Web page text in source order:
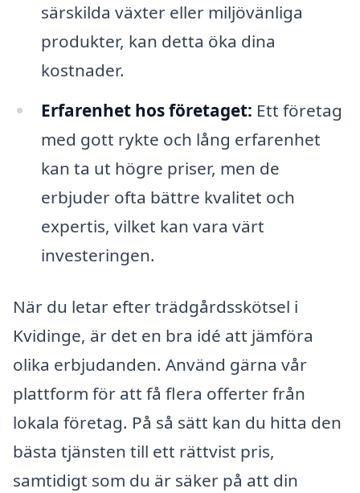
särskilda växter eller miljövänliga
produkter, kan detta öka dina
kostnader.
Erfarenhet hos företaget: Ett företag
med gott rykte och lång erfarenhet
kan ta ut högre priser, men de
erbjuder ofta bättre kvalitet och
expertis, vilket kan vara värt
investeringen.
När du letar efter trädgårdsskötsel i
Kvidinge, är det en bra idé att jämföra
olika erbjudanden. Använd gärna vår
plattform för att få flera offerter från
lokala företag. På så sätt kan du hitta den
bästa tjänsten till ett rättvist pris,
samtidigt som du är säker på att din